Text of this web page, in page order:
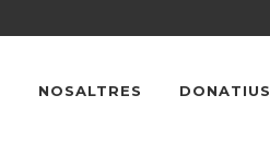
NOSALTRES DONATIUS